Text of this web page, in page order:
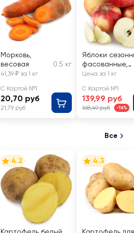
Морковь,
весовая
0.5 кг
41,39 ₽ за 1 кг
С Картой №1
20,70 руб
21,79 руб
Яблоки
фасованные,
весовые
Цена за 1 кг
С Картой №1
139,99 руб
168,49 руб -16%
Все
4.2 4.3